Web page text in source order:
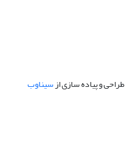
طراحی و پیاده سازی ازسیناوب